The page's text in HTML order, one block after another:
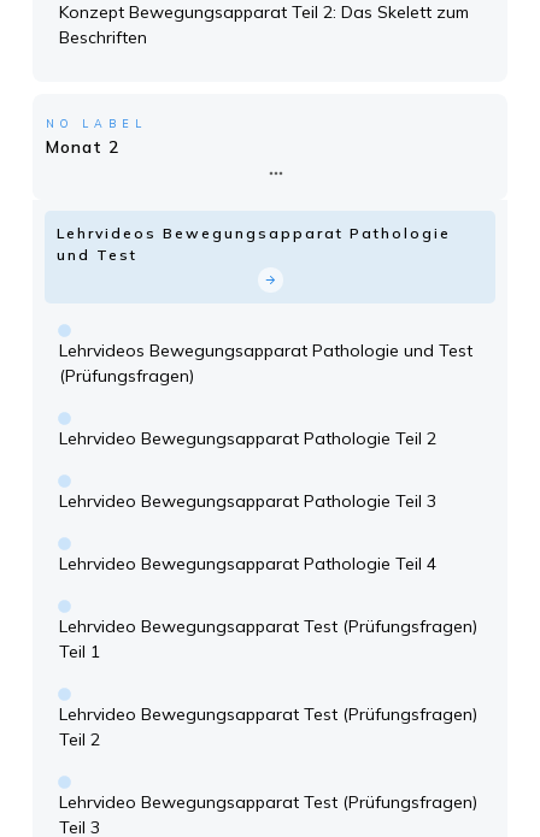
Konzept Bewegungsapparat Teil 2: Das Skelett zum
Beschriften
NO LABEL
Monat 2
Lehrvideos Bewegungsapparat Pathologie
und Test
Lehrvideos Bewegungsapparat Pathologie und Test
(Prüfungsfragen)
Lehrvideo Bewegungsapparat Pathologie Teil 2
Lehrvideo Bewegungsapparat Pathologie Teil 3
Lehrvideo Bewegungsapparat Pathologie Teil 4
Lehrvideo Bewegungsapparat Test (Prüfungsfragen)
Teil 1
Lehrvideo Bewegungsapparat Test (Prüfungsfragen)
Teil 2
Lehrvideo Bewegungsapparat Test (Prüfungsfragen)
Teil 3